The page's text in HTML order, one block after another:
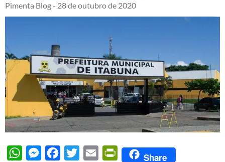
Pimenta Blog - 28 de outubro de 2020
WhatsAppMessengerFacebook
Twitter Email PrintFriendly
Share